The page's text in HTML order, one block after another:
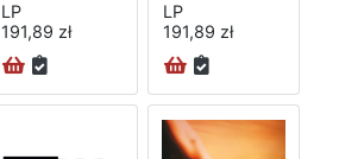
LP
191,89 zł
LP
191,89 zł